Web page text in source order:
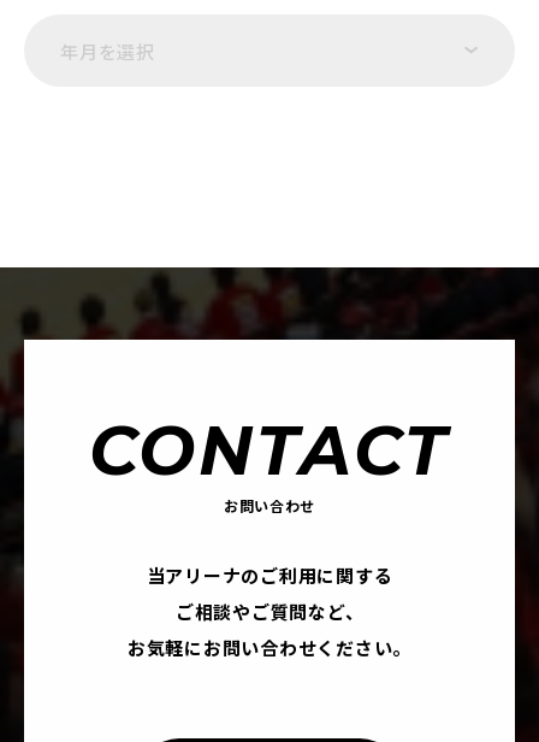
年月を選択
CONTACT
お問い合わせ
当アリーナのご利用に関する
ご相談やご質問など、
お気軽にお問い合わせください。